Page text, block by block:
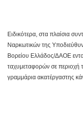
Ειδικότερα, στα πλαίσια
Ναρκωτικών της
Βορείου Ελλάδος/ΔΑΟΕ
ταχυμεταφορών σε περιοχή
γραμμάρια ακατέργαστης